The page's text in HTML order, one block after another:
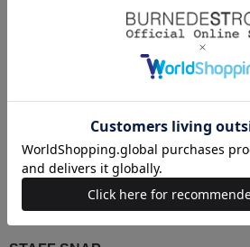
【表地】ポリエステル 95
ライプ 別布部分〉綿 100
95％ ポリウレタン5％【
原産国 中国
F(00):着丈 117cm/バスト
9cm/ウエスト 72cm/裾回